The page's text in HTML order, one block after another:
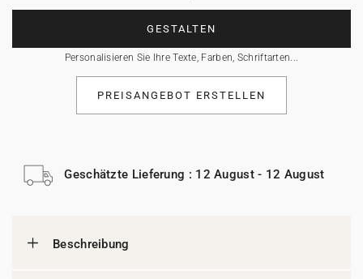
GESTALTEN
Personalisieren Sie Ihre Texte, Farben, Schriftarten...
PREISANGEBOT ERSTELLEN
Geschätzte Lieferung : 12 August - 12 August
Beschreibung